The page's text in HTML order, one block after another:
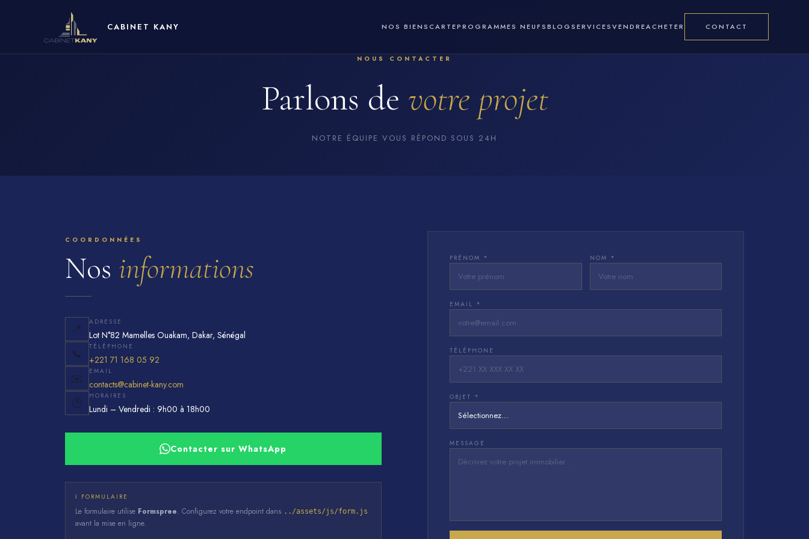
NOS BIENSCARTEPROGRAMMES NEUFSBLOGSERVICESVENDREACHETER CONTACT
NOUS CONTACTER
Parlons de votre projet
NOTRE ÉQUIPE VOUS RÉPOND SOUS 24H
COORDONNÉES
Nos informations
📍 ADRESSE
Lot N°82 Mamelles Ouakam, Dakar, Sénégal
📞 TÉLÉPHONE
+221 71 168 05 92
✉️ EMAIL
contacts@cabinet-kany.com
🕐 HORAIRES
Lundi – Vendredi : 9h00 à 18h00
Contacter sur WhatsApp
ℹ️ FORMULAIRE
Le formulaire utilise Formspree. Configurez votre endpoint dans ../assets/js/form.js
avant la mise en ligne.
PRÉNOM * NOM *
EMAIL *
TÉLÉPHONE
OBJET *
MESSAGE